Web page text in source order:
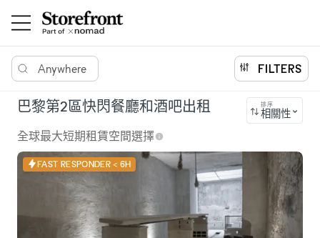
Anywhere FILTERS
巴黎第2區快閃餐廳和酒吧出租 排序
相關性
全球最大短期租賃空間選擇
FAST RESPONDER < 6H